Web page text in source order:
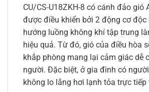
CU/CS-U18ZKH-8 có cánh đảo gió
được điều khiển bởi 2 động cơ độc
hướng luồng không khí tập trung
hiệu quả. Từ đó, gió của điều hòa
khắp phòng mang lại cảm giác dễ
người. Đặc biệt, ở gia đình có
không lo lắng hơi lạnh tỏa trực tiếp